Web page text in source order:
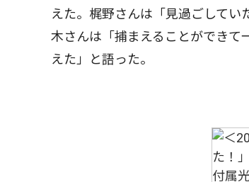
えた。梶野さんは「見過ごして
木さんは「捕まえることができて
えた」と語った。